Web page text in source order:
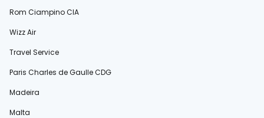
Rom Ciampino CIA
Wizz Air
Travel Service
Paris Charles de Gaulle CDG
Madeira
Malta